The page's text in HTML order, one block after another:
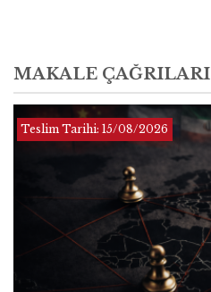
MAKALE ÇAĞRILARI
Teslim Tarihi:15/08/2026
Teslim Tarihi:01/12/2026
Teslim Tarihi: Sınırsız